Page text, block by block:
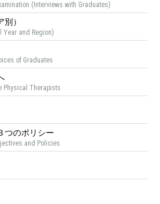
(Interviews with Graduates)
）
Year and Region)
of Graduates
Physical Therapists
つのポリシー
and Policies